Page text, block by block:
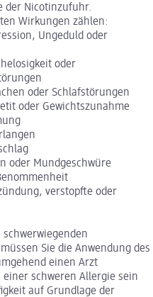
der Nicotinzufuhr.
Wirkungen zählen:
Ungeduld oder
oder
oder Schlafstörungen
oder Gewichtszunahme
oder Mundgeschwüre
verstopfte oder
Sie die Anwendung des
einen Arzt
schweren Allergie sein
auf Grundlage der